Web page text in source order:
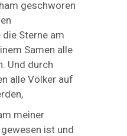
geschworen
Sterne am
Samen alle
Und durch
alle Völker auf
meiner
ist und